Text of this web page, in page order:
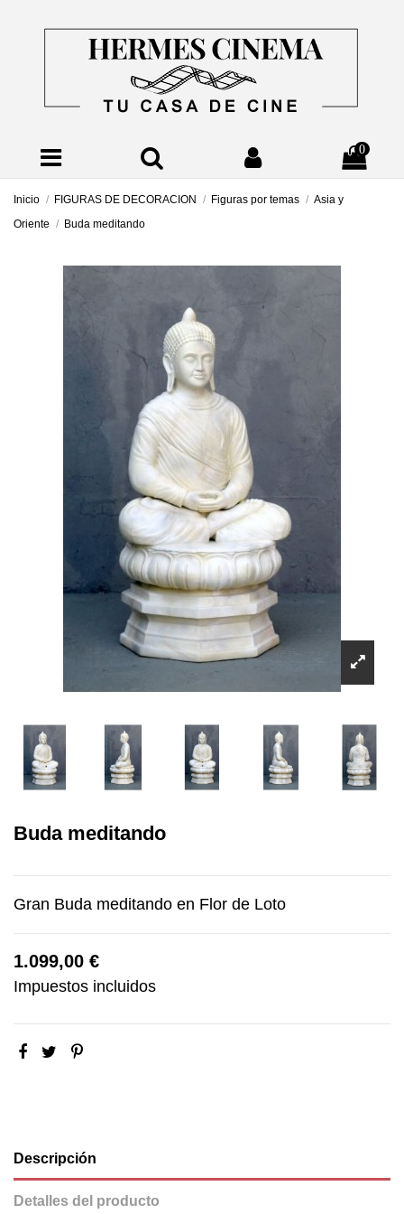
0
Inicio FIGURAS DE DECORACION Figuras por temas
Asia y
Oriente
Buda meditando
Buda meditando
Gran Buda meditando en Flor de Loto
1.099,00 €
Impuestos incluidos
Descripción
Detalles del producto